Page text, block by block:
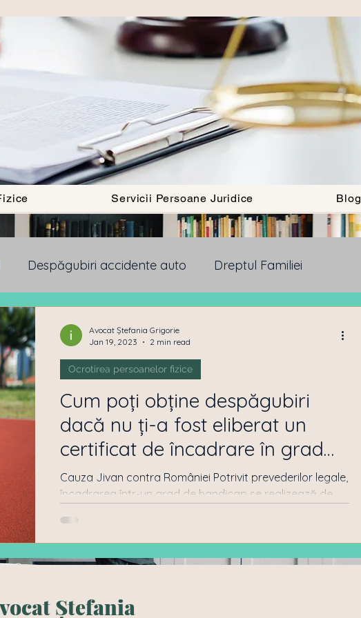
Servicii Persoane Juridice Blog
Despăgubiri accidente auto Dreptul Familiei
Cetatenie Romana
Ocrotirea persoanelor fizice
Persoane Juridice Succesiuni
Cum poți obține despăgubiri
dacă nu ți-a fost eliberat un
certificat de încadrare în grad
de handic
Cauza Jivan contra României Potrivit prevederilor legale,
încadrarea într-un grad de handicap se realizează de
Ocrotirea persoanelor fizice
Avocat Ștefania Grigorie
Jan 19, 2023
2 min read
Ștefania